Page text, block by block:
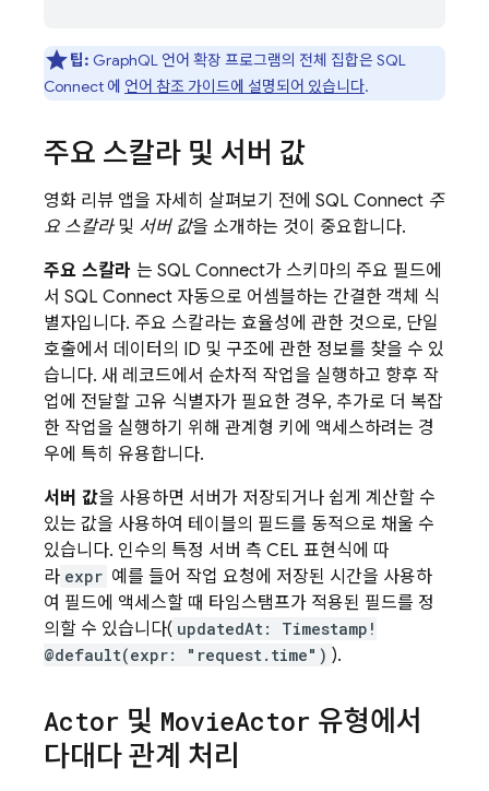
팁: GraphQL 언어 확장 프로그램의 전체 집합은SQL
Connect 에 언어 참조 가이드에 설명되어 있습니다.
주요 스칼라 및 서버 값
영화 리뷰 앱을 자세히 살펴보기 전에 SQL Connect 주
요 스칼라및 서버 값을 소개하는 것이 중요합니다.
주요 스칼라 는 SQL Connect가 스키마의 주요 필드에
서 SQL Connect 자동으로 어셈블하는 간결한 객체 식
별자입니다. 주요 스칼라는 효율성에 관한 것으로, 단일
호출에서 데이터의 ID 및 구조에 관한 정보를 찾을 수 있
습니다. 새 레코드에서 순차적 작업을 실행하고 향후 작
업에 전달할 고유 식별자가 필요한 경우, 추가로 더 복잡
한 작업을 실행하기 위해 관계형 키에 액세스하려는 경
우에 특히 유용합니다.
서버 값을 사용하면 서버가 저장되거나 쉽게 계산할 수
있는 값을 사용하여 테이블의 필드를 동적으로 채울 수
있습니다. 인수의 특정 서버 측 CEL 표현식에 따
라 expr 예를 들어 작업 요청에 저장된 시간을 사용하
여 필드에 액세스할 때 타임스탬프가 적용된 필드를 정
의할 수 있습니다( updatedAt: Timestamp!
@default(expr: "request.time") ).
Actor 및 MovieActor 유형에서
다대다 관계 처리